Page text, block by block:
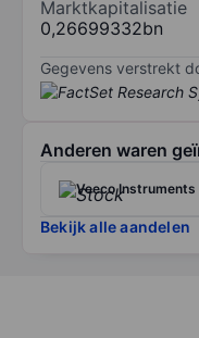
Marktkapitalisatie
0,26699332bn
Gegevens verstrekt
Anderen waren
Veeco Instruments
Bekijk alle aandelen